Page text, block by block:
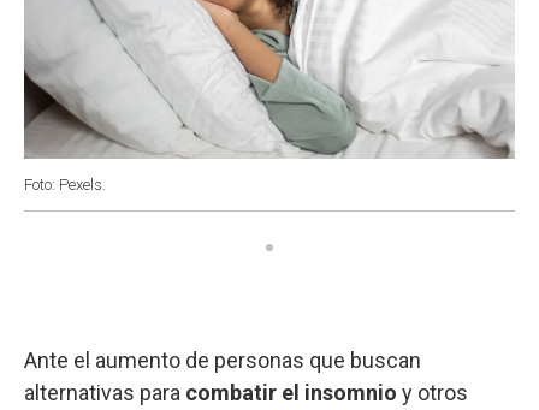
Foto: Pexels.
Ante el aumento de personas que buscan
alternativas para combatir el insomnio y otros